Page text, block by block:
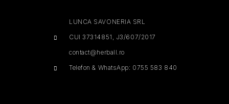
LUNCA SAVONERIA SRL
CUI 37314851, J3/607/2017
contact@herball.ro
Telefon & WhatsApp: 0755 583 840